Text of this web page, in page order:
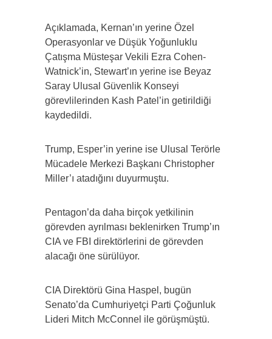
Açıklamada, Kernan’ın yerine Özel
Operasyonlar ve Düşük Yoğunluklu
Çatışma Müsteşar Vekili Ezra Cohen-
Watnick’in, Stewart’ın yerine ise Beyaz
Saray Ulusal Güvenlik Konseyi
görevlilerinden Kash Patel’in getirildiği
kaydedildi.
Trump, Esper’in yerine ise Ulusal Terörle
Mücadele Merkezi Başkanı Christopher
Miller’ı atadığını duyurmuştu.
Pentagon’da daha birçok yetkilinin
görevden ayrılması beklenirken Trump’ın
CIA ve FBI direktörlerini de görevden
alacağı öne sürülüyor.
CIA Direktörü Gina Haspel, bugün
Senato’da Cumhuriyetçi Parti Çoğunluk
Lideri Mitch McConnel ile görüşmüştü.